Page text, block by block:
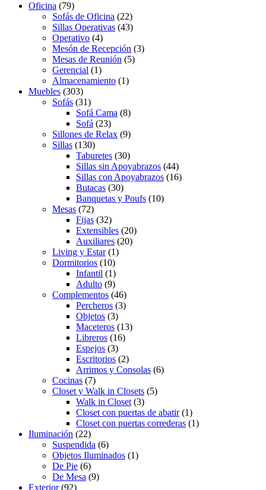
Oficina (79)
Sofás de Oficina (22)
Sillas Operativas (43)
Operativo (4)
Mesón de Recepción (3)
Mesas de Reunión (5)
Gerencial (1)
Almacenamiento (1)
Muebles (303)
Sofás (31)
Sofá Cama (8)
Sofá (23)
Sillones de Relax (9)
Sillas (130)
Taburetes (30)
Sillas sin Apoyabrazos (44)
Sillas con Apoyabrazos (16)
Butacas (30)
Banquetas y Poufs (10)
Mesas (72)
Fijas (32)
Extensibles (20)
Auxiliares (20)
Living y Estar(1)
Dormitorios (10)
Infantil (1)
Adulto (9)
Complementos (46)
Percheros (3)
Objetos (3)
Maceteros (13)
Libreros (16)
Espejos (3)
Escritorios (2)
Arrimos y Consolas (6)
Cocinas (7)
Closet y Walk in Closets (5)
Walk in Closet (3)
Closet con puertas de abatir(1)
Closet con puertas correderas (1)
Iluminación (22)
Suspendida (6)
Objetos Iluminados (1)
De Pie (6)
De Mesa (9)
Exterior(92)